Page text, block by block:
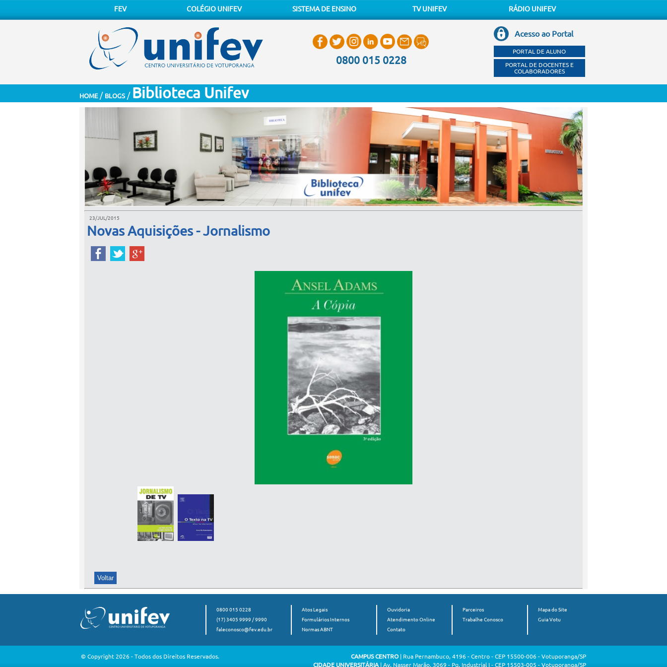
FEV COLÉGIO UNIFEV SISTEMA DE ENSINO TV UNIFEV RÁDIO UNIFEV
0800 015 0228
Acesso ao Portal
PORTAL DE ALUNO
PORTAL DE DOCENTES E
COLABORADORES
HOME/ BLOGS / Biblioteca Unifev
23/JUL/2015
Novas Aquisições - Jornalismo
0800 015 0228
(17) 3405 9999 / 9990
faleconosco@fev.edu.br
Atos Legais
Formulários Internos
Normas ABNT
Ouvidoria
Atendimento Online
Contato
Parceiros
Trabalhe Conosco
Mapa do Site
Guia Votu
© Copyright 2026 - Todos dos Direitos Reservados. CAMPUS CENTRO| Rua Pernambuco, 4196 - Centro - CEP 15500-006 - Votuporanga/SP
CIDADE UNIVERSITÁRIA | Av. Nasser Marão, 3069 - Pq. Industrial I - CEP 15503-005 - Votuporanga/SP